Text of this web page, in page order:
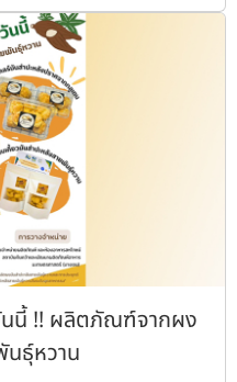
นนี้ !! ผลิตภัณฑ์จากผง
นธุ์หวาน